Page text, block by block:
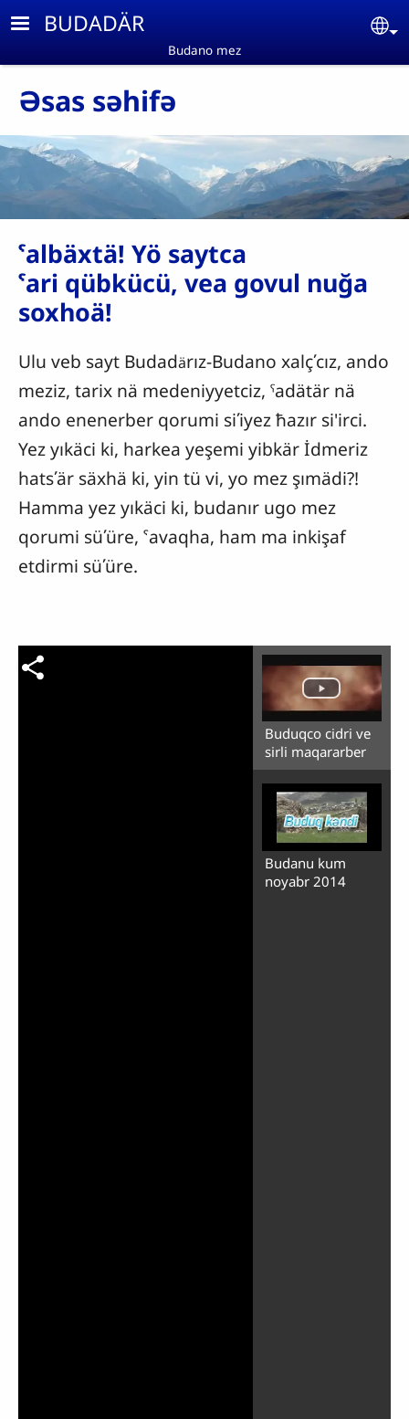
Skip to main content
BUDADÄR
Budano mez
Əsas səhifə
ˁalbäxtä! Yö saytca
ˁari qübkücü, vea govul nuğa
soxhoä!
Ulu veb sayt Budadärız-Budano xalçʹcız, ando
meziz, tarix nä medeniyyetciz, ˤadätär nä
ando enenerber qorumi siʹiyez ħazır si'irci.
Yez yıkäci ki, harkea yeşemi yibkär İdmeriz
hatsʹär säxhä ki, yin tü vi, yo mez şımädi?!
Hamma yez yıkäci ki, budanır ugo mez
qorumi süʹüre, ˁavaqha, ham ma inkişaf
etdirmi süʹüre.
Buduqco cidri ve
sirli maqararber
Budanu kum
noyabr 2014